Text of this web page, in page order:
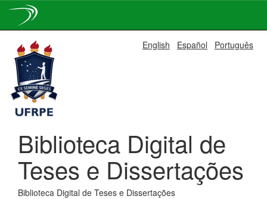
navigation
English Español Português
Biblioteca Digital de
Teses e Dissertações
Biblioteca Digital de Teses e Dissertações